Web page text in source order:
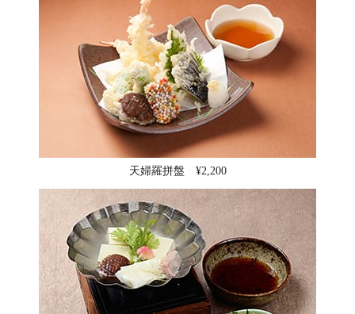
天婦羅拼盤 ¥2,200